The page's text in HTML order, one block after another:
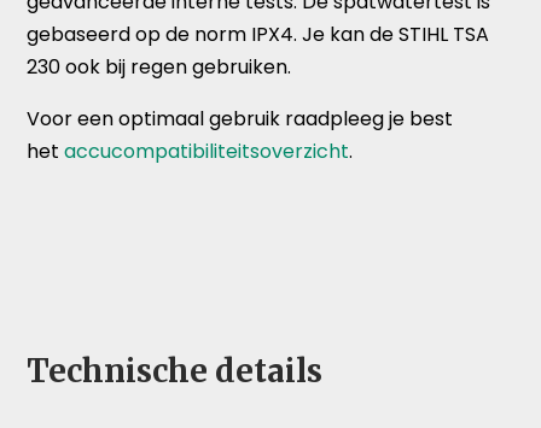
gebaseerd op de norm IPX4. Je kan de STIHL TSA
230 ook bij regen gebruiken.
Voor een optimaal gebruik raadpleeg je best
hetaccucompatibiliteitsoverzicht.
Technische details